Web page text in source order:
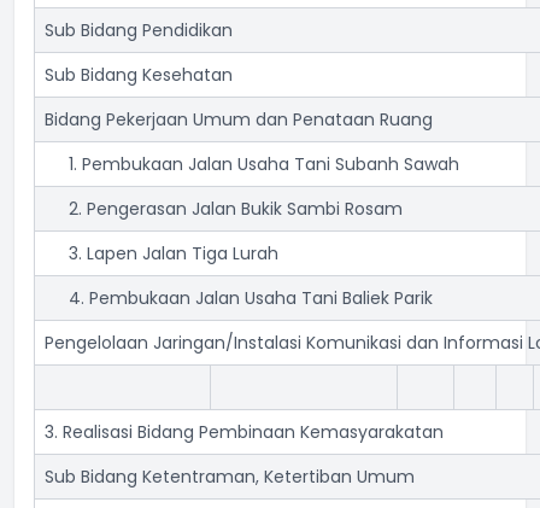
Sub Bidang Pendidikan
Sub Bidang Kesehatan
Bidang Pekerjaan Umum dan Penataan Ruang
1. Pembukaan Jalan Usaha Tani Subanh Sawah
2. Pengerasan Jalan Bukik Sambi Rosam
3. Lapen Jalan Tiga Lurah
4. Pembukaan Jalan Usaha Tani Baliek Parik
Pengelolaan Jaringan/Instalasi Komunikasi dan Informasi
3. Realisasi Bidang Pembinaan Kemasyarakatan
Sub Bidang Ketentraman, Ketertiban Umum